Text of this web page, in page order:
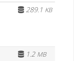
289.1 KB
1.2 MB